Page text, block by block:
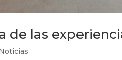
de las